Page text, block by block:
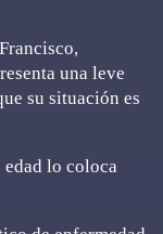
una leve
su situación es
edad lo coloca